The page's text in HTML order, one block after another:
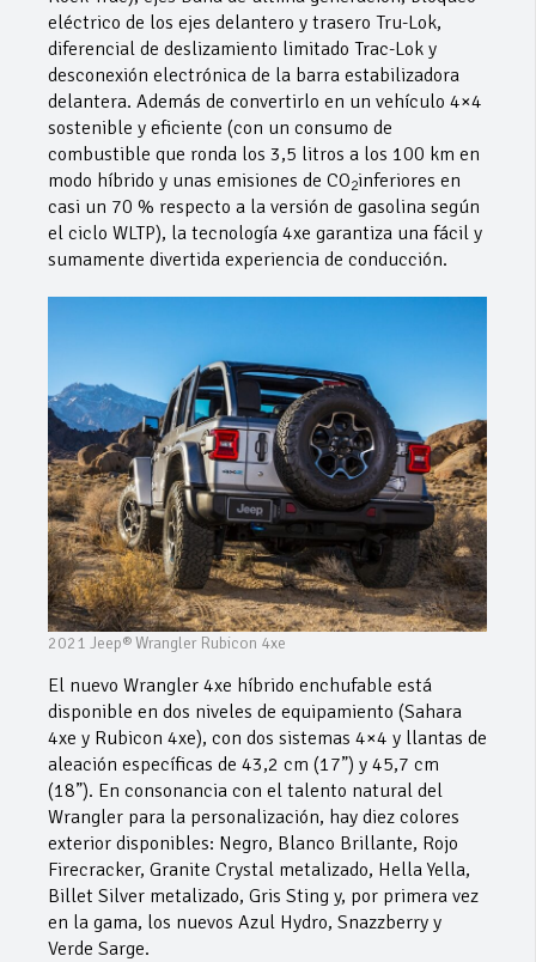
eléctrico de los ejes delantero y trasero Tru-Lok,
diferencial de deslizamiento limitado Trac-Lok y
desconexión electrónica de la barra estabilizadora
delantera. Además de convertirlo en un vehículo 4×4
sostenible y eficiente (con un consumo de
combustible que ronda los 3,5 litros a los 100 km en
modo híbrido y unas emisiones de CO2inferiores en
casi un 70 % respecto a la versión de gasolina según
el ciclo WLTP), la tecnología 4xe garantiza una fácil y
sumamente divertida experiencia de conducción.
2021 Jeep® Wrangler Rubicon 4xe
El nuevo Wrangler 4xe híbrido enchufable está
disponible en dos niveles de equipamiento (Sahara
4xe y Rubicon 4xe), con dos sistemas 4×4 y llantas de
aleación específicas de 43,2 cm (17”) y 45,7 cm
(18”). En consonancia con el talento natural del
Wrangler para la personalización, hay diez colores
exterior disponibles: Negro, Blanco Brillante, Rojo
Firecracker, Granite Crystal metalizado, Hella Yella,
Billet Silver metalizado, Gris Sting y, por primera vez
en la gama, los nuevos Azul Hydro, Snazzberry y
Verde Sarge.